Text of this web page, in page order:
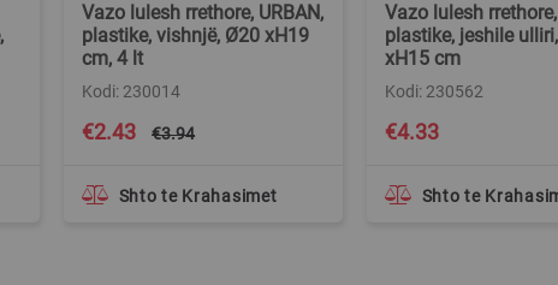
Vazo lulesh rrethore, URBAN,
plastike, vishnjë, Ø20 xH19
cm, 4 lt
Special
Price
€2.43 €3.94
Kodi: 230014
Shto te Krahasimet
Vazo lulesh rrethore,
plastike, jeshile
xH15 cm
€4.33
Kodi: 230562
Shto te